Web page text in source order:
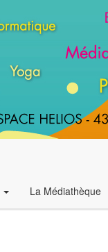
La Médiathèque